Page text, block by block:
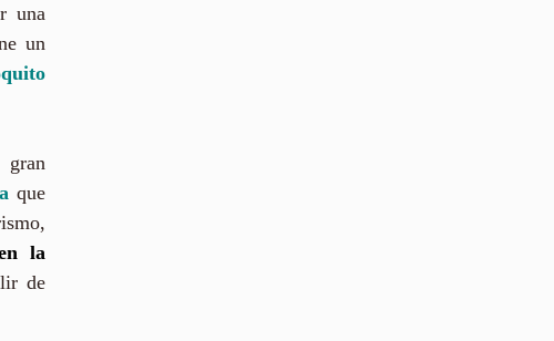
una
un
que
la
de